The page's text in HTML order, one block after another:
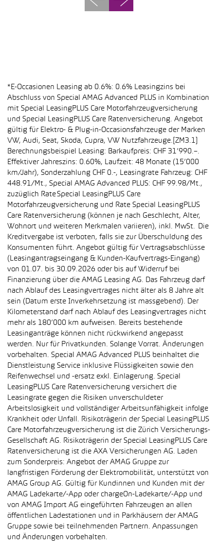
*E-Occasionen Leasing ab 0.6%: 0.6% Leasingzins bei
Abschluss von Special AMAG Advanced PLUS in Kombination
mit Special LeasingPLUS Care Motorfahrzeugversicherung
und Special LeasingPLUS Care Ratenversicherung. Angebot
gültig für Elektro- & Plug-in-Occasionsfahrzeuge der Marken
VW, Audi, Seat, Skoda, Cupra, VW Nutzfahrzeuge.[ZM3.1]
Berechnungsbeispiel Leasing: Barkaufpreis: CHF 31’990.–.
Effektiver Jahreszins: 0.60%, Laufzeit: 48 Monate (15’000
km/Jahr), Sonderzahlung CHF 0.-, Leasingrate Fahrzeug: CHF
448.91/Mt., Special AMAG Advanced PLUS: CHF 99.98/Mt.,
zuzüglich Rate Special LeasingPLUS Care
Motorfahrzeugversicherung und Rate Special LeasingPLUS
Care Ratenversicherung (können je nach Geschlecht, Alter,
Wohnort und weiteren Merkmalen variieren), inkl. MwSt. Die
Kreditvergabe ist verboten, falls sie zur Überschuldung des
Konsumenten führt. Angebot gültig für Vertragsabschlüsse
(Leasingantragseingang & Kunden-Kaufvertrags-Eingang)
von 01.07. bis 30.09.2026 oder bis auf Widerruf bei
Finanzierung über die AMAG Leasing AG. Das Fahrzeug darf
nach Ablauf des Leasingvertrages nicht älter als 8 Jahre alt
sein (Datum erste Inverkehrsetzung ist massgebend). Der
Kilometerstand darf nach Ablauf des Leasingvertrages nicht
mehr als 180’000 km aufweisen. Bereits bestehende
Leasinganträge können nicht rückwirkend angepasst
werden. Nur für Privatkunden. Solange Vorrat. Änderungen
vorbehalten. Special AMAG Advanced PLUS beinhaltet die
Dienstleistung Service inklusive Flüssigkeiten sowie den
Reifenwechsel und -ersatz exkl. Einlagerung. Special
LeasingPLUS Care Ratenversicherung versichert die
Leasingrate gegen die Risiken unverschuldeter
Arbeitslosigkeit und vollständiger Arbeitsunfähigkeit infolge
Krankheit oder Unfall. Risikoträgerin der Special LeasingPLUS
Care Motorfahrzeugversicherung ist die Zürich Versicherungs-
Gesellschaft AG. Risikoträgerin der Special LeasingPLUS Care
Ratenversicherung ist die AXA Versicherungen AG. Laden
zum Sonderpreis: Angebot der AMAG Gruppe zur
langfristigen Förderung der Elektromobilität, unterstützt von
AMAG Group AG. Gültig für Kundinnen und Kunden mit der
AMAG Ladekarte/-App oder chargeOn-Ladekarte/-App und
von AMAG Import AG eingeführten Fahrzeugen an allen
öffentlichen Ladestationen und in Parkhäusern der AMAG
Gruppe sowie bei teilnehmenden Partnern. Anpassungen
und Änderungen vorbehalten.